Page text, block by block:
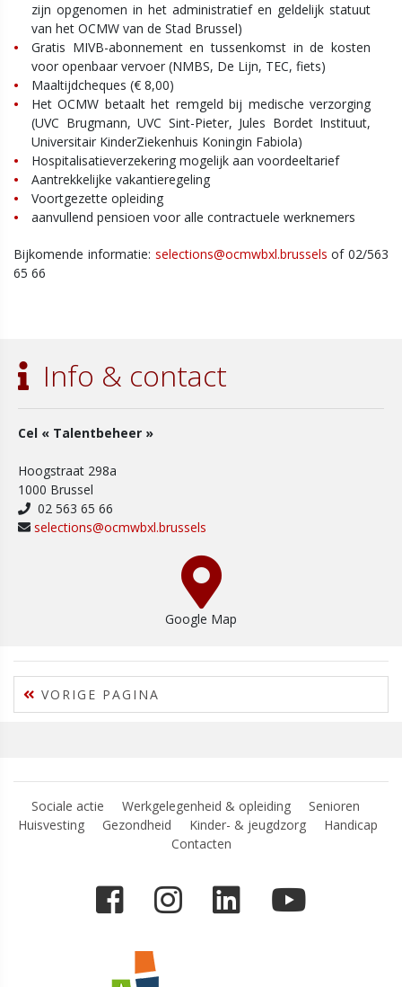
zijn opgenomen in het administratief en geldelijk statuut
van het OCMW van de Stad Brussel)
Gratis MIVB-abonnement en tussenkomst in de kosten
voor openbaar vervoer (NMBS, De Lijn, TEC, fiets)
Maaltijdcheques (€ 8,00)
Het OCMW betaalt het remgeld bij medische verzorging
(UVC Brugmann, UVC Sint-Pieter, Jules Bordet Instituut,
Universitair KinderZiekenhuis Koningin Fabiola)
Hospitalisatieverzekering mogelijk aan voordeeltarief
Aantrekkelijke vakantieregeling
Voortgezette opleiding
aanvullend pensioen voor alle contractuele werknemers
Bijkomende informatie: selections@ocmwbxl.brussels of 02/563
65 66
Info & contact
Cel « Talentbeheer »
Hoogstraat 298a
1000 Brussel
02 563 65 66
selections@ocmwbxl.brussels
Google Map
VORIGE PAGINA
Sociale actie Werkgelegenheid & opleiding
Senioren
Huisvesting
Gezondheid Kinder- & jeugdzorg
Handicap
Contacten